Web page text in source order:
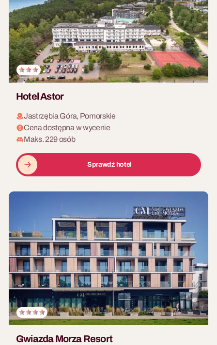
Hotel Astor
Jastrzębia Góra, Pomorskie
Cena dostępna w wycenie
Maks. 229 osób
Sprawdź hotel
Gwiazda Morza Resort